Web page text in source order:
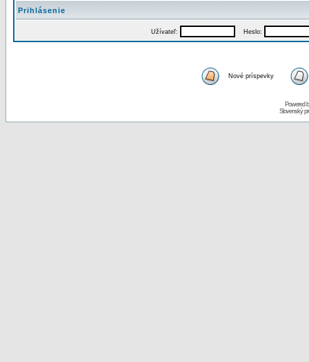
Prihlásenie
Užívateľ: Heslo:
Nové príspevky
Powered
Slovenský